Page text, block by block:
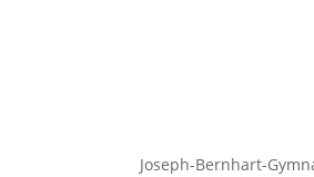
Joseph-Bernhart-